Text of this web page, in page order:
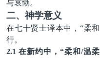
与哀恸。
二、神学意义
在七十贤士译本中， “柔和
行。
2.1 在新约中，“柔和/温